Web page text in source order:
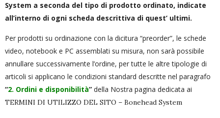
System a seconda del tipo di prodotto ordinato, indicate
all’interno di ogni scheda descrittiva di quest’ ultimi.
Per prodotti su ordinazione con la dicitura “preorder”, le schede
video, notebook e PC assemblati su misura, non sarà possibile
annullare successivamente l’ordine, per tutte le altre tipologie di
articoli si applicano le condizioni standard descritte nel paragrafo
“2. Ordini e disponibilità” della Nostra pagina dedicata ai
TERMINI DI UTILIZZO DEL SITO – Bonehead System